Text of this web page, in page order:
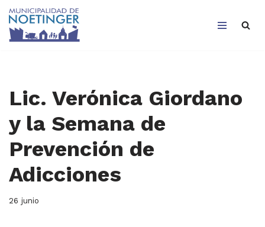
Saltar
Lic. Verónica Giordano
y la Semana de
Prevención de
Adicciones
26 junio